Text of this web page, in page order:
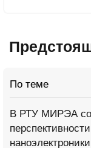
По теме
В РТУ МИРЭА
наноэлектроники